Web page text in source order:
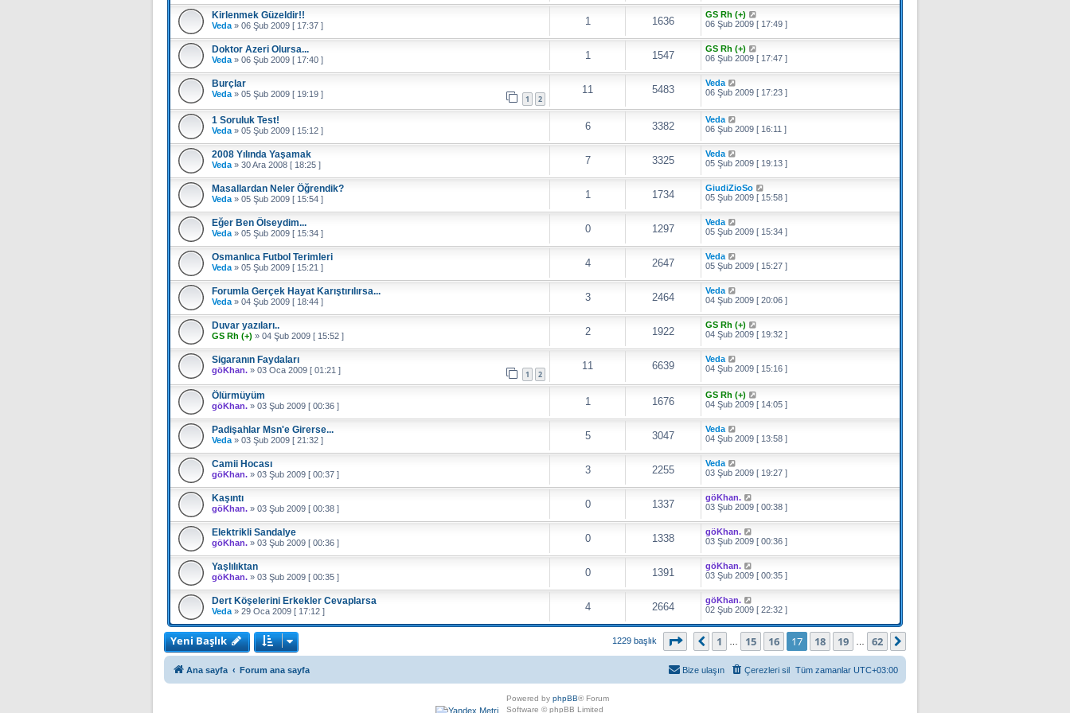
e
Kirlenmek Güzeldir!!
Veda » 06 Şub 2009 [ 17:37 ] 1 1636
GS Rh (+)
06 Şub 2009 [ 17:49 ]
Doktor Azeri Olursa...
Veda » 06 Şub 2009 [ 17:40 ] 1 1547
GS Rh (+)
06 Şub 2009 [ 17:47 ]
Burçlar
Veda » 05 Şub 2009 [ 19:19 ] 1 2
11 5483
Veda
06 Şub 2009 [ 17:23 ]
1 Soruluk Test!
Veda » 05 Şub 2009 [ 15:12 ] 6 3382
Veda
06 Şub 2009 [ 16:11 ]
2008 Yılında Yaşamak
Veda » 30 Ara 2008 [ 18:25 ] 7 3325
Veda
05 Şub 2009 [ 19:13 ]
Masallardan Neler Öğrendik?
Veda » 05 Şub 2009 [ 15:54 ] 1 1734
GiudiZioSo
05 Şub 2009 [ 15:58 ]
Eğer Ben Ölseydim...
Veda » 05 Şub 2009 [ 15:34 ] 0 1297
Veda
05 Şub 2009 [ 15:34 ]
Osmanlıca Futbol Terimleri
Veda » 05 Şub 2009 [ 15:21 ] 4 2647
Veda
05 Şub 2009 [ 15:27 ]
Forumla Gerçek Hayat Karıştırılırsa...
Veda » 04 Şub 2009 [ 18:44 ] 3 2464
Veda
04 Şub 2009 [ 20:06 ]
Duvar yazıları..
GS Rh (+) » 04 Şub 2009 [ 15:52 ] 2 1922
GS Rh (+)
04 Şub 2009 [ 19:32 ]
Sigaranın Faydaları
göKhan. » 03 Oca 2009 [ 01:21 ] 1 2
11 6639
Veda
04 Şub 2009 [ 15:16 ]
Ölürmüyüm
göKhan. » 03 Şub 2009 [ 00:36 ] 1 1676
GS Rh (+)
04 Şub 2009 [ 14:05 ]
Padişahlar Msn'e Girerse...
Veda » 03 Şub 2009 [ 21:32 ] 5 3047
Veda
04 Şub 2009 [ 13:58 ]
Camii Hocası
göKhan. » 03 Şub 2009 [ 00:37 ] 3 2255
Veda
03 Şub 2009 [ 19:27 ]
Kaşıntı
göKhan. » 03 Şub 2009 [ 00:38 ] 0 1337
göKhan.
03 Şub 2009 [ 00:38 ]
Elektrikli Sandalye
göKhan. » 03 Şub 2009 [ 00:36 ] 0 1338
göKhan.
03 Şub 2009 [ 00:36 ]
Yaşlılıktan
göKhan. » 03 Şub 2009 [ 00:35 ] 0 1391
göKhan.
03 Şub 2009 [ 00:35 ]
Dert Köşelerini Erkekler Cevaplarsa
Veda » 29 Oca 2009 [ 17:12 ] 4 2664
göKhan.
02 Şub 2009 [ 22:32 ]
Yeni Başlık 1229 başlık . sayfa (Toplam62 sayfa)
Önceki
1 15 16 17 18 19 62
Ana sayfa Forum ana sayfa Tüm zamanlar UTC+03:00
Çerezleri sil
Bize ulaşın
Powered by phpBB® Forum
Software © phpBB Limited